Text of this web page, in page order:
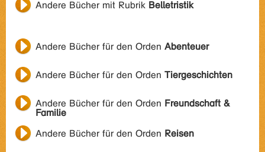
Andere Bücher mit Rubrik Belletristik
Andere Bücher für den Orden Abenteuer
Andere Bücher für den Orden Tiergeschichten
Andere Bücher für den Orden Freundschaft &
Familie
Andere Bücher für den Orden Reisen